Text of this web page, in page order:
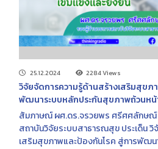
25.12.2024 2284 Views
วิจัยจัดการความรู้ด้านสร้างเสริมสุขภ
พัฒนาระบบหลักประกันสุขภาพถ้วนหน้
96.5 MHz | เวทีความคิด | 11 ธ.ค. 2567
สัมภาษณ์ ผศ.ดร.จรวยพร ศรีศศลักษณ์ รองผู้อำนวยการ
สถาบันวิจัยระบบสาธารณสุข ประเด็น วิ
เสริมสุขภาพและป้องกันโรค สู่การพัฒ